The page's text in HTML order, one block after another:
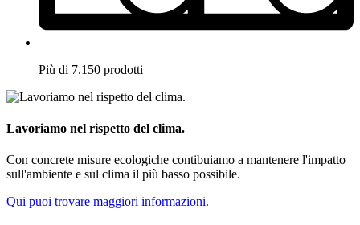
Più di 7.150 prodotti
Lavoriamo nel rispetto del clima.
Con concrete misure ecologiche contibuiamo a mantenere l'impatto
sull'ambiente e sul clima il più basso possibile.
Qui puoi trovare maggiori informazioni.